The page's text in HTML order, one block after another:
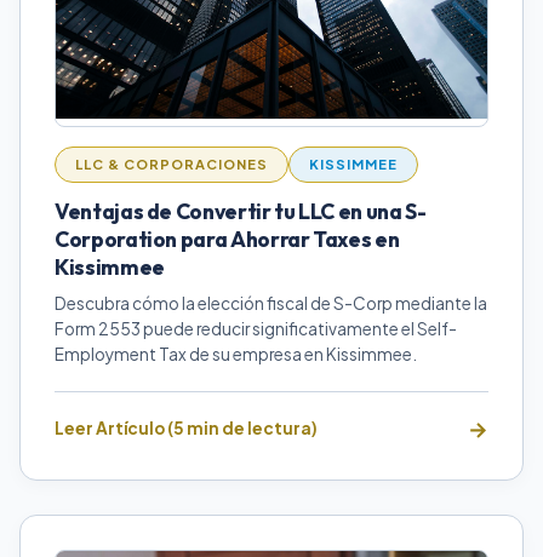
LLC & CORPORACIONES KISSIMMEE
Ventajas de Convertir tu LLC en una S-
Corporation para Ahorrar Taxes en
Kissimmee
Descubra cómo la elección fiscal de S-Corp mediante la
Form 2553 puede reducir significativamente el Self-
Employment Tax de su empresa en Kissimmee.
Leer Artículo (5 min de lectura)